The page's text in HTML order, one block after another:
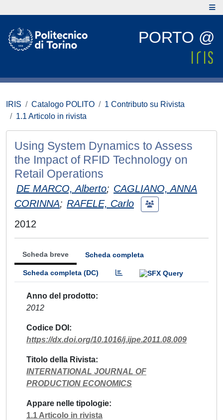
PORTO @
IRIS Catalogo POLITO
1 Contributo su Rivista
1.1 Articolo in rivista
Using System Dynamics to Assess
the Impact of RFID Technology on
Retail Operations
DE MARCO, Alberto; CAGLIANO, ANNA
CORINNA; RAFELE, Carlo
2012
Scheda breve Scheda completa
Scheda completa (DC)
Anno del prodotto
2012
Codice DOI
https://dx.doi.org/10.1016/j.ijpe.2011.08.009
Titolo della Rivista
INTERNATIONAL JOURNAL OF
PRODUCTION ECONOMICS
Appare nelle tipologie
1.1 Articolo in rivista